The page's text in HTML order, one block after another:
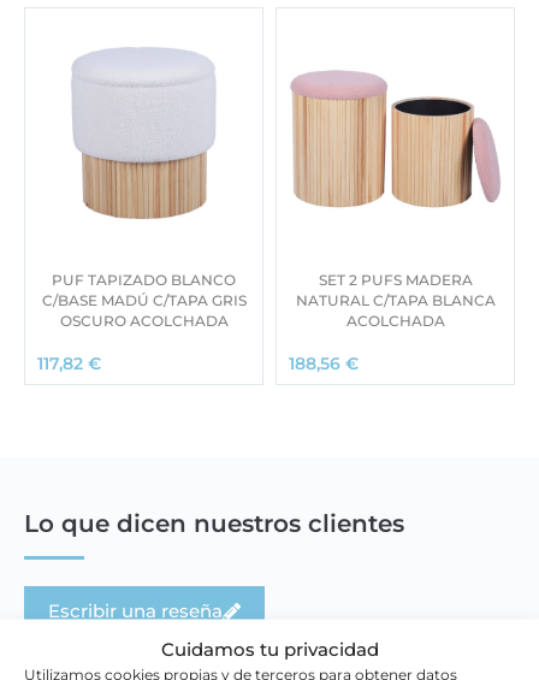
Cuidamos tu privacidad
Utilizamos cookies propias y de terceros para obtener datos
PUF TAPIZADO BLANCO
C/BASE MADÚ C/TAPA GRIS
OSCURO ACOLCHADA
117,82 €
SET 2 PUFS MADERA
NATURAL C/TAPA BLANCA
ACOLCHADA
188,56 €
Lo que dicen nuestros clientes
Escribir una reseña